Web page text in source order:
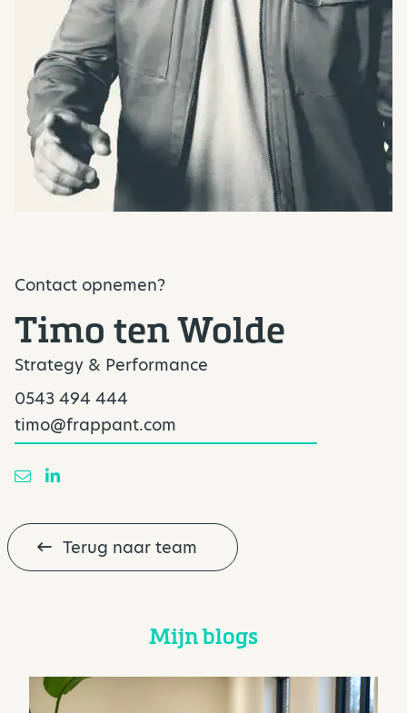
Contact opnemen?
Timo ten Wolde
Strategy & Performance
0543 494 444
timo@frappant.com
Terug naar team
Mijn blogs